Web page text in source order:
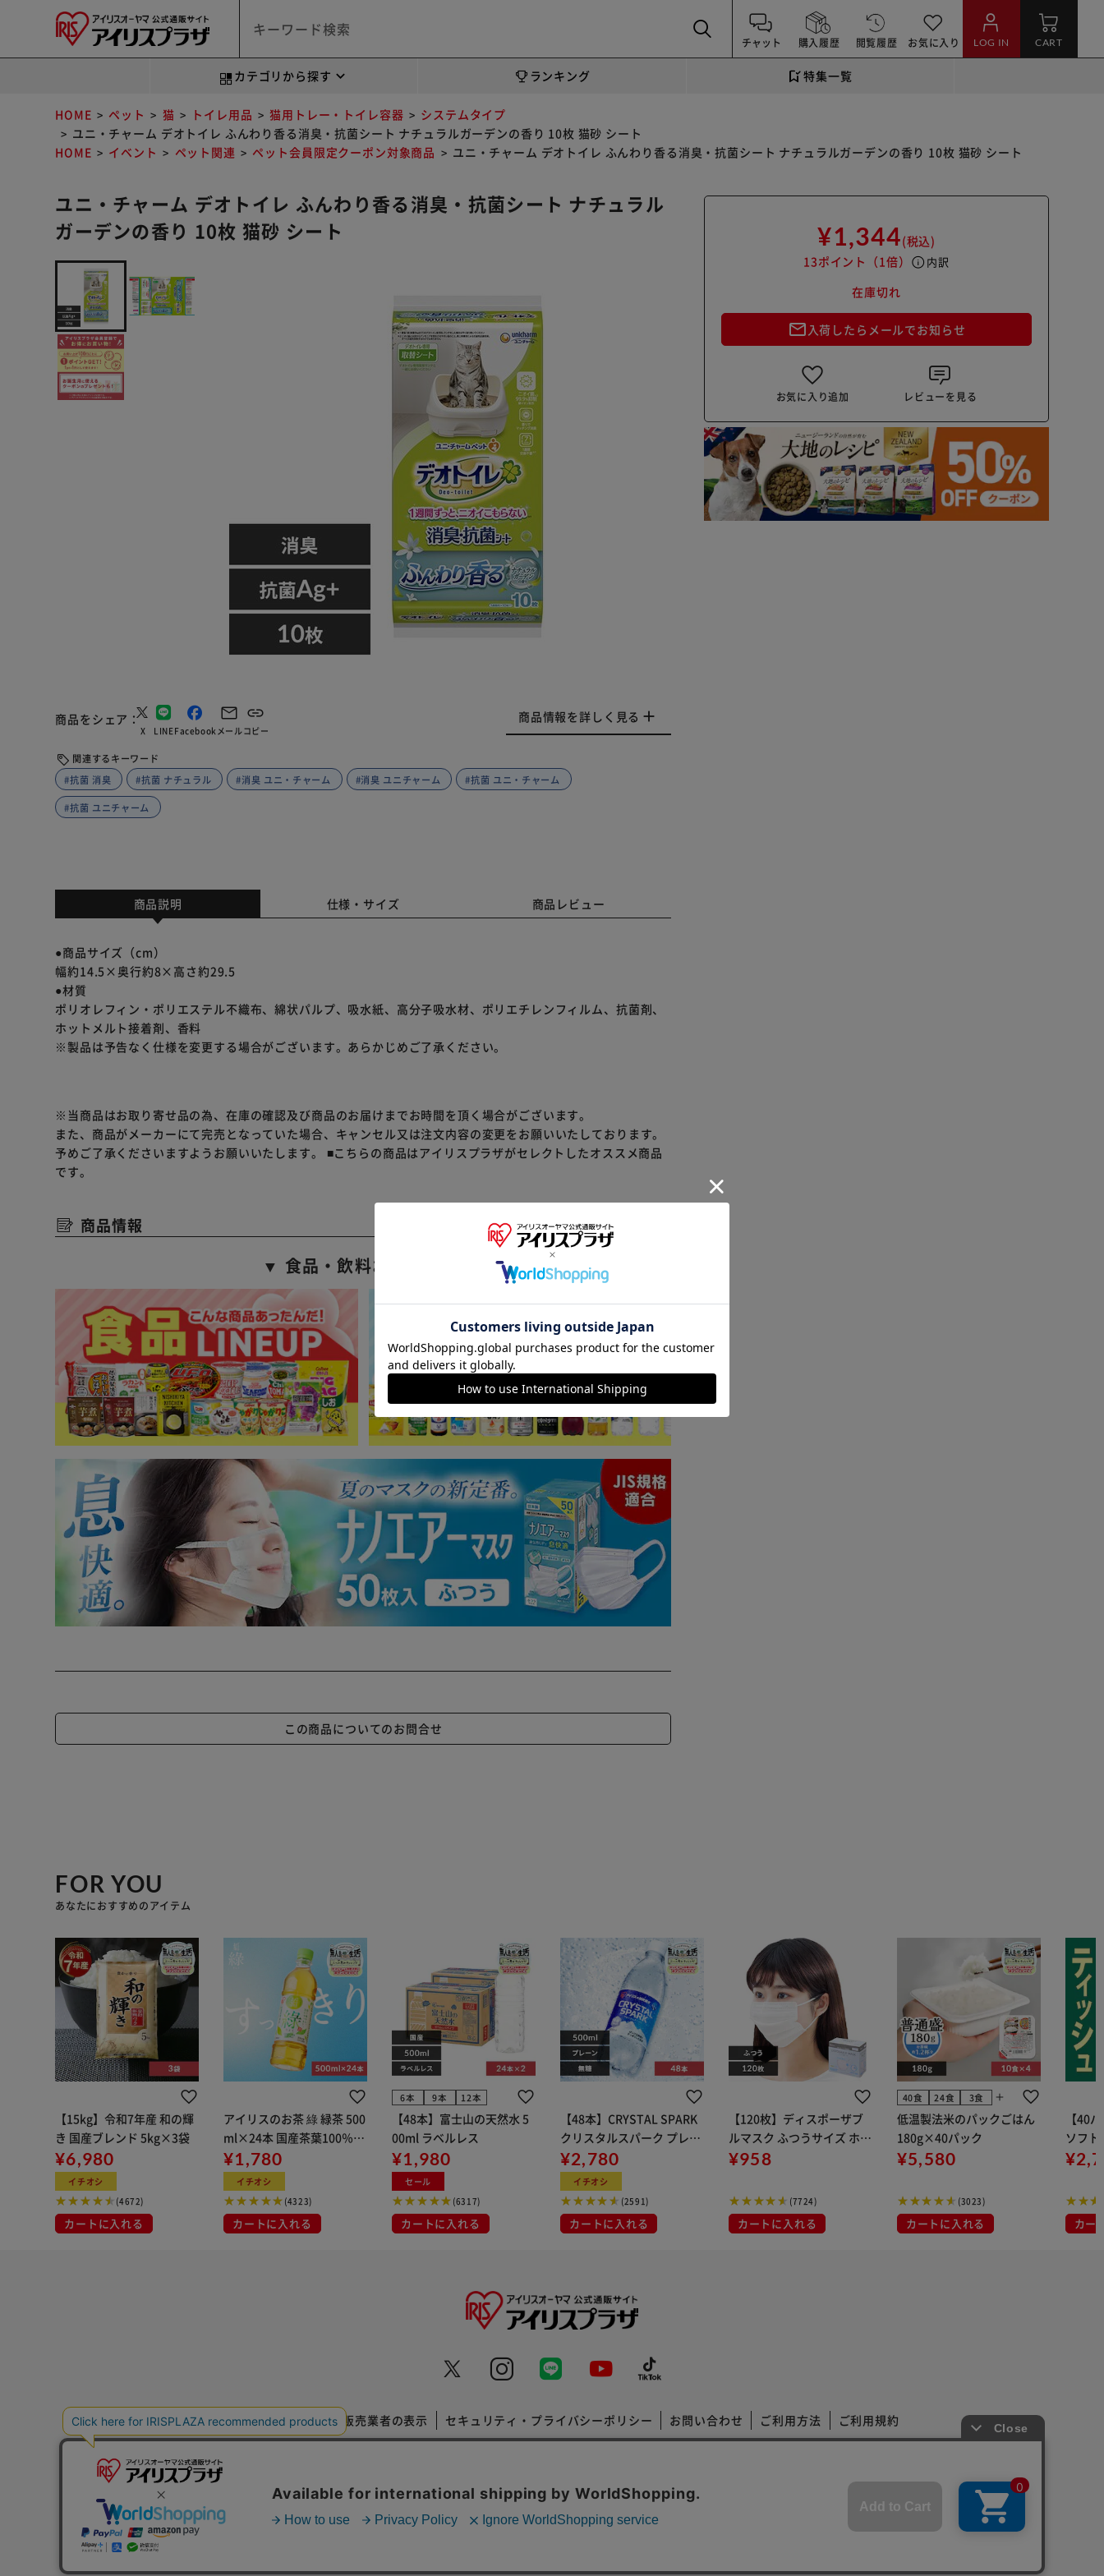
チャット 購入履歴 閲覧履歴 お気に入り LOG IN CART
カテゴリから探す ランキング 特集一覧
HOME ペット 猫 トイレ用品 猫用トレー・トイレ容器
システムタイプ
ユニ・チャーム デオトイレ ふんわり香る消臭・抗菌シート ナチュラルガーデンの香り 10枚 猫砂 シート
HOME
イベント ペット関連 ペット会員限定クーポン対象商品 ユニ・チャーム デオトイレ ふんわり香る消臭・抗菌シート ナチュラルガーデンの香り 10枚 猫砂 シート
ユニ・チャーム デオトイレ ふんわり香る消臭・抗菌シート ナチュラル
ガーデンの香り 10枚 猫砂 シート
商品をシェア
X LINEFacebookメールコピー
商品情報を詳しく見る
関連するキーワード
#抗菌 消臭
#抗菌 ナチュラル #消臭 ユニ・チャーム #消臭 ユニチャーム #抗菌 ユニ・チャーム
#抗菌 ユニチャーム
¥1,344(税込)
13ポイント （1倍） info 内訳
在庫切れ
mail_outline 入荷したらメールでお知らせ
お気に入り追加 レビューを見る
商品説明 仕様・サイズ 商品レビュー
●商品サイズ（cm）
幅約14.5×奥行約8×高さ約29.5
●材質
ポリオレフィン・ポリエステル不織布、綿状パルプ、吸水紙、高分子吸水材、ポリエチレンフィルム、抗菌剤、
ホットメルト接着剤、香料
※製品は予告なく仕様を変更する場合がございます。あらかじめご了承ください。
※当商品はお取り寄せ品の為、在庫の確認及び商品のお届けまでお時間を頂く場合がございます。
また、商品がメーカーにて完売となっていた場合、キャンセル又は注文内容の変更をお願いいたしております。
予めご了承くださいますようお願いいたします。 ■こちらの商品はアイリスプラザがセレクトしたオススメ商品
です。
商品情報
▼ 食品・飲料おすすめ ▼
この商品についてのお問合せ
FOR YOU
あなたにおすすめのアイテム
【15kg】令和7年産 和の輝
き 国産ブレンド 5kg×3袋
¥6,980
イチオシ
(4672)
カートに入れる
アイリスのお茶 綠 緑茶 500
ml×24本 国産茶葉100％使
用
¥1,780
イチオシ
(4323)
カートに入れる
6本 9本 12本
【48本】富士山の天然水 5
00ml ラベルレス
¥1,980
セール
(6317)
カートに入れる
【48本】CRYSTAL SPARK
クリスタルスパーク プレー
ン 500ml
¥2,780
イチオシ
(2591)
カートに入れる
【120枚】ディスポーザブ
ルマスク ふつうサイズ ホワ
イト 大容量 DISPOSABLE
布
¥958
(7724)
カートに入れる
40食 24食 3食 add
低温製法米のパックごはん
180g×40パック
¥5,580
(3023)
カートに入れる
【40
ソフ
組) 5
カー
特定商取引法に基づく通信販売業者の表示 セキュリティ・プライバシーポリシー お問い合わせ ご利用方法 ご利用規約
※ご確認ください